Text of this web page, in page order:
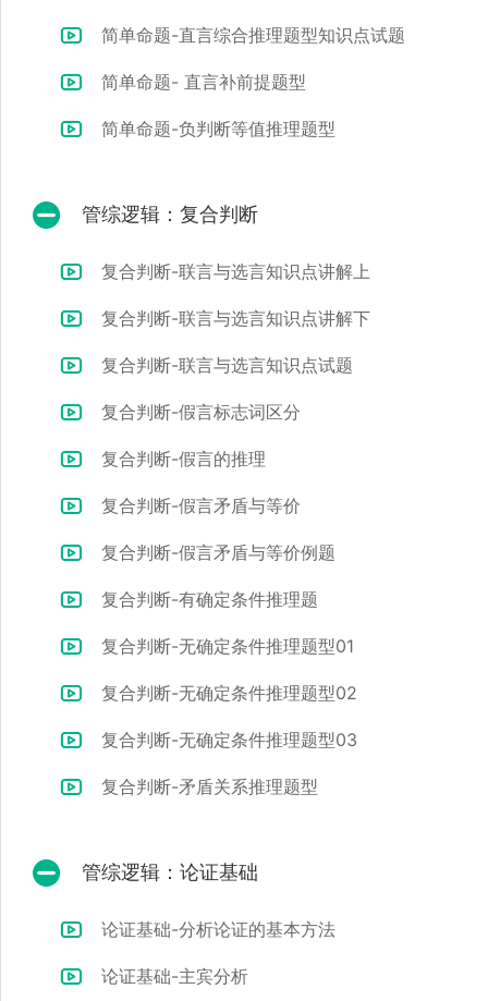
简单命题-直言综合推理题型知识点试题
简单命题- 直言补前提题型
简单命题-负判断等值推理题型
管综逻辑：复合判断
复合判断-联言与选言知识点讲解上
复合判断-联言与选言知识点讲解下
复合判断-联言与选言知识点试题
复合判断-假言标志词区分
复合判断-假言的推理
复合判断-假言矛盾与等价
复合判断-假言矛盾与等价例题
复合判断-有确定条件推理题
复合判断-无确定条件推理题型01
复合判断-无确定条件推理题型02
复合判断-无确定条件推理题型03
复合判断-矛盾关系推理题型
管综逻辑：论证基础
论证基础-分析论证的基本方法
论证基础-主宾分析